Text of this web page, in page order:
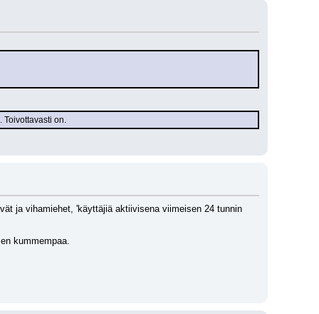
Toivottavasti on.
ja vihamiehet, 'käyttäjiä aktiivisena viimeisen 24 tunnin
kummempaa.